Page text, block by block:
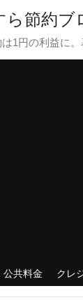
ら節約ブ
1円の利益に
公共料金 クレ